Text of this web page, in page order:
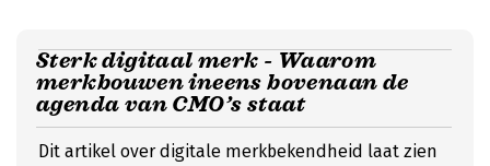
Sterk digitaal merk - Waarom
merkbouwen ineens bovenaan de
agenda van CMO’s staat
Dit artikel over digitale merkbekendheid laat zien